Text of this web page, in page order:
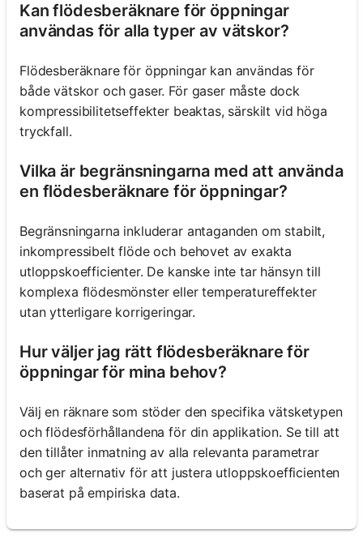
Kan flödesberäknare för öppningar
användas för alla typer av vätskor?
Flödesberäknare för öppningar kan användas för
både vätskor och gaser. För gaser måste dock
kompressibilitetseffekter beaktas, särskilt vid höga
tryckfall.
Vilka är begränsningarna med att använda
en flödesberäknare för öppningar?
Begränsningarna inkluderar antaganden om stabilt,
inkompressibelt flöde och behovet av exakta
utloppskoefficienter. De kanske inte tar hänsyn till
komplexa flödesmönster eller temperatureffekter
utan ytterligare korrigeringar.
Hur väljer jag rätt flödesberäknare för
öppningar för mina behov?
Välj en räknare som stöder den specifika vätsketypen
och flödesförhållandena för din applikation. Se till att
den tillåter inmatning av alla relevanta parametrar
och ger alternativ för att justera utloppskoefficienten
baserat på empiriska data.